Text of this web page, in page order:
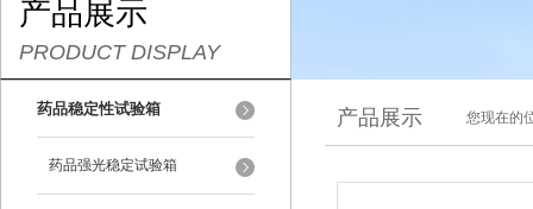
产品展示
PRODUCT DISPLAY
药品稳定性试验箱
药品强光稳定试验箱
产品展示 您现在的